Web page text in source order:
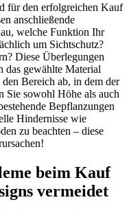
für den erfolgreichen Kauf
anschließende
welche Funktion Ihr
um Sichtschutz?
Diese Überlegungen
das gewählte Material
Bereich ab, in dem der
Sie sowohl Höhe als auch
Bepflanzungen
Hindernisse wie
zu beachten – diese
beim Kauf
vermeidet